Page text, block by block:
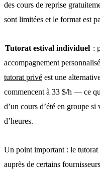
des cours de reprise
sont limitées et le format est
Tutorat estival individuel :
accompagnement
tutorat privé est une
commencent à 33 $/h — ce
d’un cours d’été en groupe
d’heures.
Un point important : le tutorat
auprès de certains